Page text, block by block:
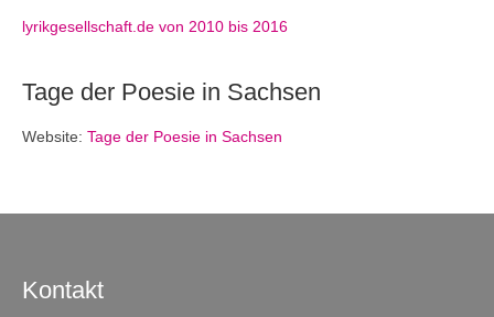
lyrikgesellschaft.de von 2010 bis 2016
Tage der Poesie in Sachsen
Website: Tage der Poesie in Sachsen
Kontakt